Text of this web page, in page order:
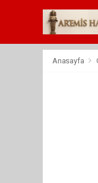
Anasayfa